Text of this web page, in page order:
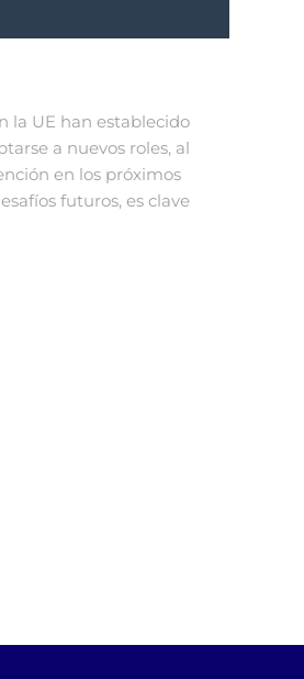
la UE han establecido
a nuevos roles, al
en los próximos
futuros, es clave